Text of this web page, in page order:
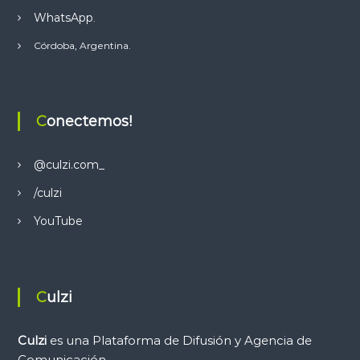
a
n
d
e
n
WhatsApp
Córdoba, Argentina.
Conectemos!
@culzi.com_
/culzi
YouTube
Culzi
Culzi es una Plataforma de Difusión y Agencia de